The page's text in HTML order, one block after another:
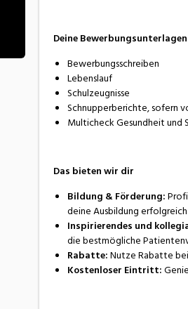
Deine Bewerbungsunterlagen
Bewerbungsschreiben
Lebenslauf
Schulzeugnisse
Schnupperberichte, sofern
Multicheck Gesundheit
Das bieten wir dir
Bildung & Förderung:
deine Ausbildung
Inspirierendes und
die bestmögliche
Rabatte:Nutze Rabatte
Kostenloser Eintritt: